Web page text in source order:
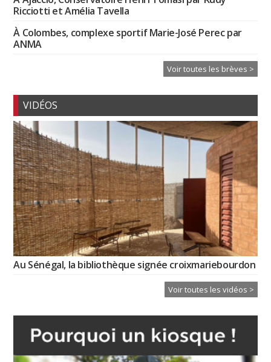
Ricciotti et Amélia Tavella
À Colombes, complexe sportif Marie-José Perec par
ANMA
Voir toutes les brèves >
VIDÉOS
Au Sénégal, la bibliothèque signée croixmariebourdon
Voir toutes les vidéos >